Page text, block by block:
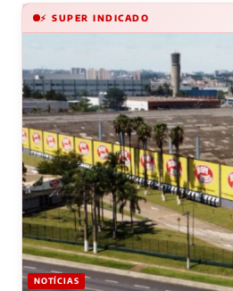
⚡ SUPER INDICADO
NOTÍCIAS